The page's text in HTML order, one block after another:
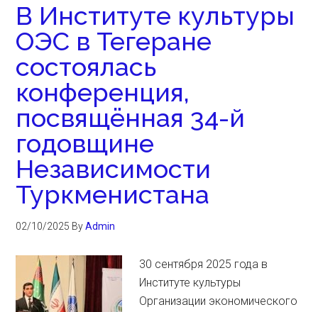
В Институте культуры
ОЭС в Тегеране
состоялась
конференция,
посвящённая 34-й
годовщине
Независимости
Туркменистана
02/10/2025 ByAdmin
30 сентября 2025 года в
Институте культуры
Организации экономического